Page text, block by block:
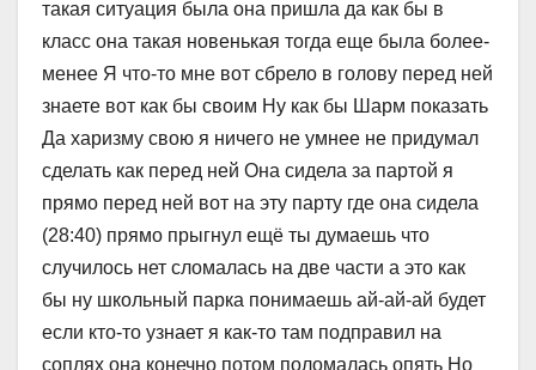
такая ситуация была она пришла да как бы в
класс она такая новенькая тогда еще была более-
менее Я что-то мне вот сбрело в голову перед ней
знаете вот как бы своим Ну как бы Шарм показать
Да харизму свою я ничего не умнее не придумал
сделать как перед ней Она сидела за партой я
прямо перед ней вот на эту парту где она сидела
(28:40) прямо прыгнул ещё ты думаешь что
случилось нет сломалась на две части а это как
бы ну школьный парка понимаешь ай-ай-ай будет
если кто-то узнает я как-то там подправил на
соплях она конечно потом поломалась опять Но